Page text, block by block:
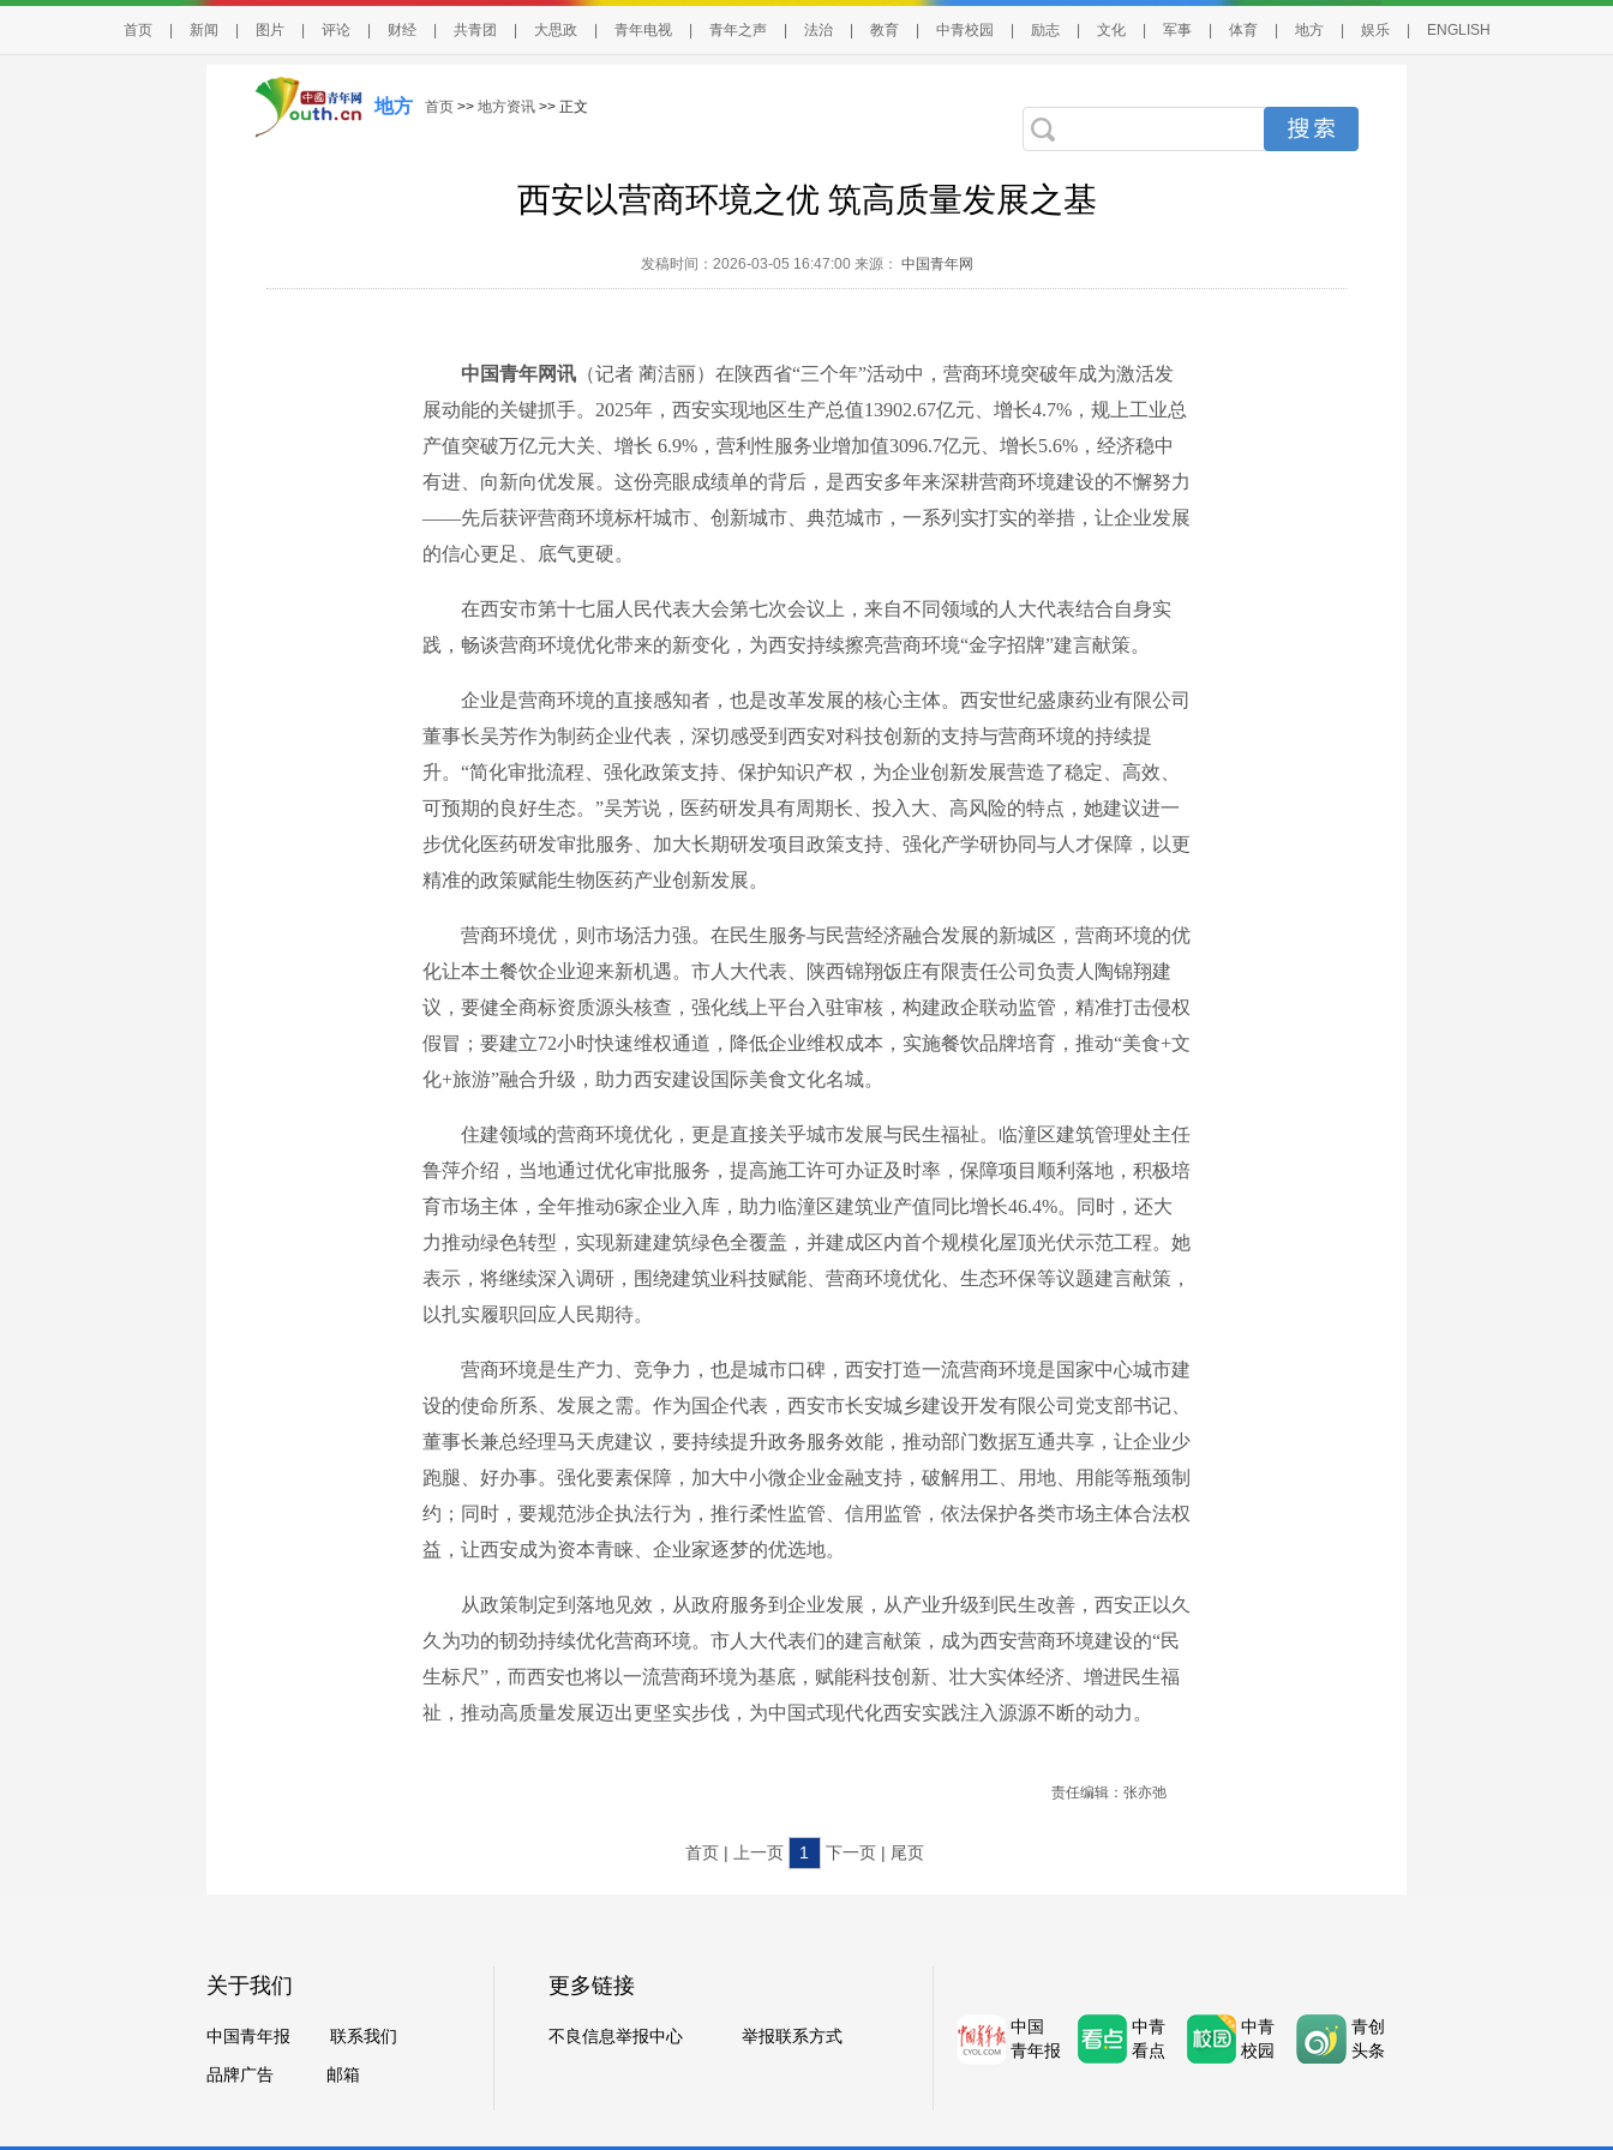
首页 新闻 图片 评论 财经 共青团 大思政 青年电视 青年之声 法治 教育 中青校园 励志 文化 军事 体育 地方 娱乐 ENGLISH
地方 首页 >> 地方资讯 >> 正文
西安以营商环境之优 筑高质量发展之基
发稿时间：2026-03-05 16:47:00 来源： 中国青年网
中国青年网讯 （记者 蔺洁丽）在陕西省“三个年”活动中，营商环境突破年成为激活发
展动能的关键抓手。2025年，西安实现地区生产总值13902.67亿元、增长4.7%，规上工业总
产值突破万亿元大关、增长 6.9%，营利性服务业增加值3096.7亿元、增长5.6%，经济稳中
有进、向新向优发展。这份亮眼成绩单的背后，是西安多年来深耕营商环境建设的不懈努力
——先后获评营商环境标杆城市、创新城市、典范城市，一系列实打实的举措，让企业发展
的信心更足、底气更硬。
在西安市第十七届人民代表大会第七次会议上，来自不同领域的人大代表结合自身实
践，畅谈营商环境优化带来的新变化，为西安持续擦亮营商环境“金字招牌”建言献策。
企业是营商环境的直接感知者，也是改革发展的核心主体。西安世纪盛康药业有限公司
董事长吴芳作为制药企业代表，深切感受到西安对科技创新的支持与营商环境的持续提
升。“简化审批流程、强化政策支持、保护知识产权，为企业创新发展营造了稳定、高效、
可预期的良好生态。”吴芳说，医药研发具有周期长、投入大、高风险的特点，她建议进一
步优化医药研发审批服务、加大长期研发项目政策支持、强化产学研协同与人才保障，以更
精准的政策赋能生物医药产业创新发展。
营商环境优，则市场活力强。在民生服务与民营经济融合发展的新城区，营商环境的优
化让本土餐饮企业迎来新机遇。市人大代表、陕西锦翔饭庄有限责任公司负责人陶锦翔建
议，要健全商标资质源头核查，强化线上平台入驻审核，构建政企联动监管，精准打击侵权
假冒；要建立72小时快速维权通道，降低企业维权成本，实施餐饮品牌培育，推动“美食+文
化+旅游”融合升级，助力西安建设国际美食文化名城。
住建领域的营商环境优化，更是直接关乎城市发展与民生福祉。临潼区建筑管理处主任
鲁萍介绍，当地通过优化审批服务，提高施工许可办证及时率，保障项目顺利落地，积极培
育市场主体，全年推动6家企业入库，助力临潼区建筑业产值同比增长46.4%。同时，还大
力推动绿色转型，实现新建建筑绿色全覆盖，并建成区内首个规模化屋顶光伏示范工程。她
表示，将继续深入调研，围绕建筑业科技赋能、营商环境优化、生态环保等议题建言献策，
以扎实履职回应人民期待。
营商环境是生产力、竞争力，也是城市口碑，西安打造一流营商环境是国家中心城市建
设的使命所系、发展之需。作为国企代表，西安市长安城乡建设开发有限公司党支部书记、
董事长兼总经理马天虎建议，要持续提升政务服务效能，推动部门数据互通共享，让企业少
跑腿、好办事。强化要素保障，加大中小微企业金融支持，破解用工、用地、用能等瓶颈制
约；同时，要规范涉企执法行为，推行柔性监管、信用监管，依法保护各类市场主体合法权
益，让西安成为资本青睐、企业家逐梦的优选地。
从政策制定到落地见效，从政府服务到企业发展，从产业升级到民生改善，西安正以久
久为功的韧劲持续优化营商环境。市人大代表们的建言献策，成为西安营商环境建设的“民
生标尺”，而西安也将以一流营商环境为基底，赋能科技创新、壮大实体经济、增进民生福
祉，推动高质量发展迈出更坚实步伐，为中国式现代化西安实践注入源源不断的动力。
责任编辑：张亦弛
首页 | 上一页 1 下一页 | 尾页
关于我们
中国青年报
联系我们
品牌广告
邮箱
更多链接
不良信息举报中心 举报联系方式
中国
青年报
中青
看点
中青
校园
青创
头条